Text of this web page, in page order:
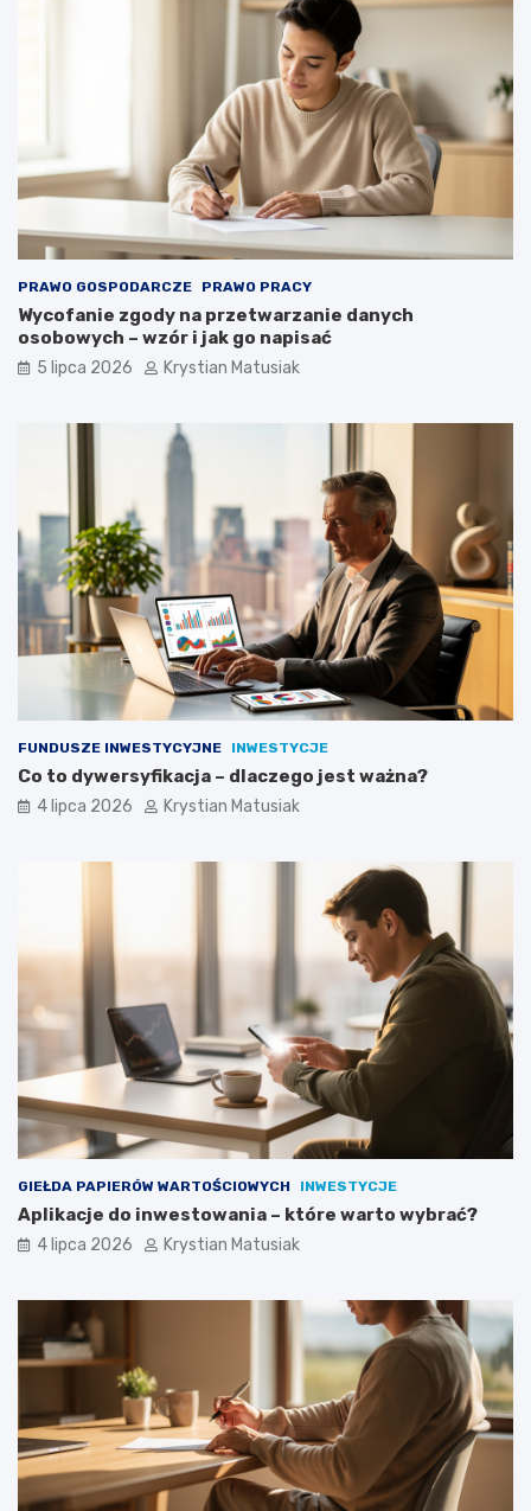
PRAWO GOSPODARCZE PRAWO PRACY
Wycofanie zgody na przetwarzanie danych
osobowych – wzór i jak go napisać
5 lipca 2026 Krystian Matusiak
FUNDUSZE INWESTYCYJNE INWESTYCJE
Co to dywersyfikacja – dlaczego jest ważna?
4 lipca 2026 Krystian Matusiak
GIEŁDA PAPIERÓW WARTOŚCIOWYCH INWESTYCJE
Aplikacje do inwestowania – które warto wybrać?
4 lipca 2026 Krystian Matusiak